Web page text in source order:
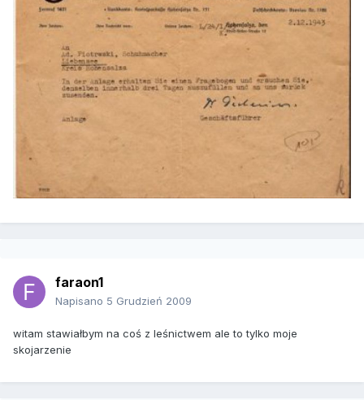
faraon1
Napisano 5 Grudzień 2009
witam stawiałbym na coś z leśnictwem ale to tylko moje
skojarzenie